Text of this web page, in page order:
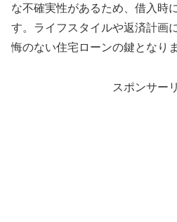
な不確実性があるため、借入時
す。ライフスタイルや返済計画
悔のない住宅ローンの鍵となりま
スポンサー